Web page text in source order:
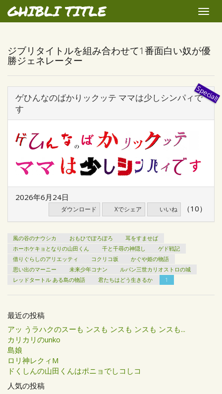
GHIBLI TITLE
Toggle
ジブリタイトルを組み合わせて1番面白い奴が優
勝ジェネレーター
ゲひんなのばかりックッテ ママは少しシンパィで
す
2026年6月24日
ダウンロード Xでシェア いいね （10）
風の谷のナウシカ おもひでぽろぽろ
耳をすませば
ホーホケキョとなりの山田くん
千と千尋の神隠し
ゲド戦記
借りぐらしのアリエッティ
コクリコ坂
かぐや姫の物語
思い出のマーニー
未来少年コナン
ルパン三世カリオストロの城
レッドタートル ある島の物語
君たちはどう生きるか 1
最近の投稿
アッ うラハクのスーも ンスも ンスも ンスも ンスも...
カリカリのunko
島娘
ロリ神レクィM
ドくしんの山田くんはポニョでしコしコ
人気の投稿